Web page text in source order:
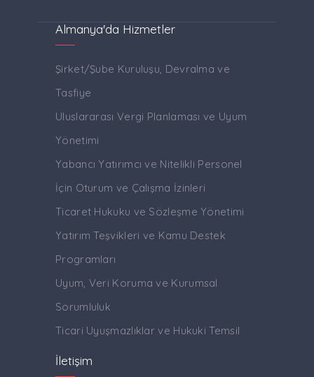
Almanya'da Hizmetler
Şirket/Şube Kuruluşu, Devralma ve
Tasfiye
Uluslararası Vergi Planlaması ve Uyum
Yönetimi
Yabancı Yatırımcı ve Nitelikli Personel
İçin Oturum ve Çalışma İzinleri
Ticaret Hukuku ve Sözleşme Yönetimi
Yatırım Teşvikleri ve Kamu Destek
Programları
Uyum, Veri Koruma ve Kurumsal
Sorumluluk
Ticari Uyuşmazlıklar ve Hukuki Temsil
İletişim